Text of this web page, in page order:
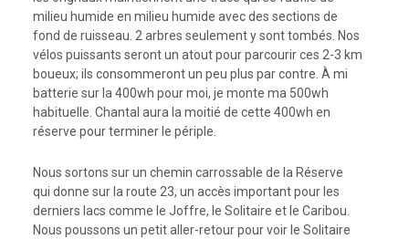
milieu humide en milieu humide avec des sections de
fond de ruisseau. 2 arbres seulement y sont tombés. Nos
vélos puissants seront un atout pour parcourir ces 2-3 km
boueux; ils consommeront un peu plus par contre. À mi
batterie sur la 400wh pour moi, je monte ma 500wh
habituelle. Chantal aura la moitié de cette 400wh en
réserve pour terminer le périple.
Nous sortons sur un chemin carrossable de la Réserve
qui donne sur la route 23, un accès important pour les
derniers lacs comme le Joffre, le Solitaire et le Caribou.
Nous poussons un petit aller-retour pour voir le Solitaire